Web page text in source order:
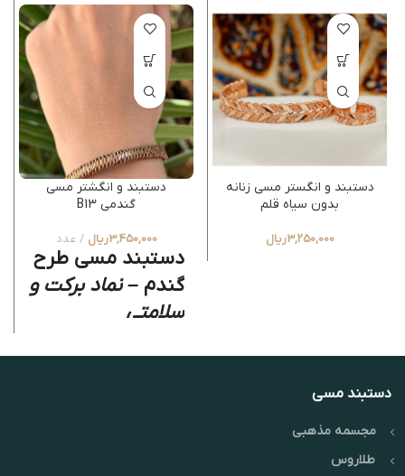
دستبند و انگستر مسی زنانه
بدون سیاه قلم
3,250,000ریال
دستبند و انگشتر مسی
گندمی B13
3,450,000ریال عدد
دستبند مسی طرح
گندم –نماد برکت و
سلامتی
دستبند مسی
مجسمه مذهبی
طلاروس